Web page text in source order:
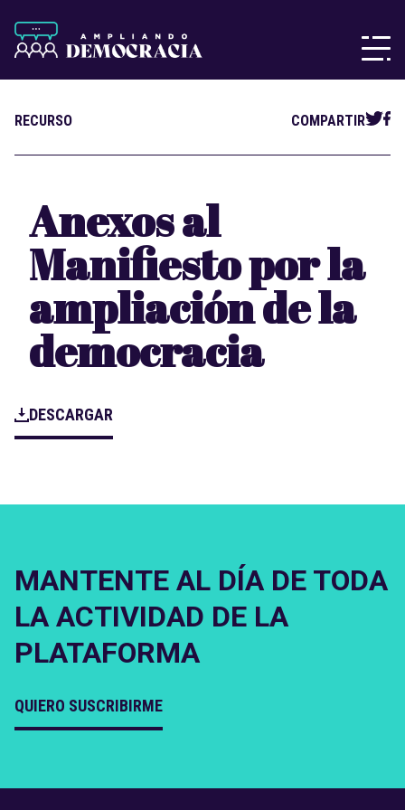
RECURSO COMPARTIR
Anexos al
Manifiesto por la
ampliación de la
democracia
DESCARGAR
MANTENTE AL DÍA DE TODA
LA ACTIVIDAD DE LA
PLATAFORMA
QUIERO SUSCRIBIRME